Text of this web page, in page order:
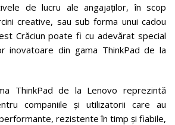
de lucru ale angajaților, în scop
creative, sau sub forma unui cadou
Crăciun poate fi cu adevărat special
inovatoare din gama ThinkPad de la
ThinkPad de la Lenovo reprezintă
companiile și utilizatorii care au
rezistente în timp și fiabile,